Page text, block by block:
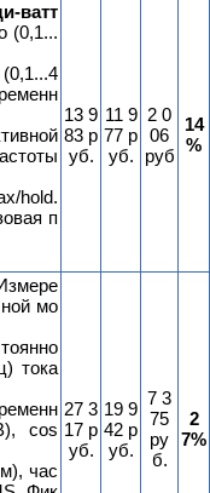
ватт
(0,1...
hold.
п
13 9
83 р
уб.
11 9
77 р
уб.
2 0
06
руб
14
%
мо
тока
cos
час
27 3
17 р
уб.
19 9
42 р
уб.
7 3
75
ру
б.
2
7%